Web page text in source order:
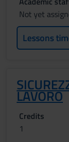
Not yet
Lessons
LAVORO
Credits
1